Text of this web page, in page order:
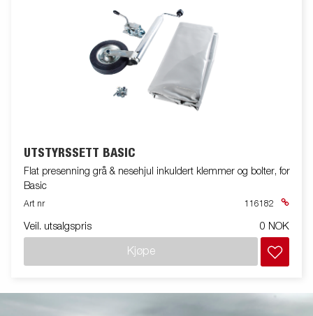
UTSTYRSSETT BASIC
Flat presenning grå & nesehjul inkuldert klemmer og bolter, for
Basic
Art nr 116182
Veil. utsalgspris 0 NOK
Kjøpe